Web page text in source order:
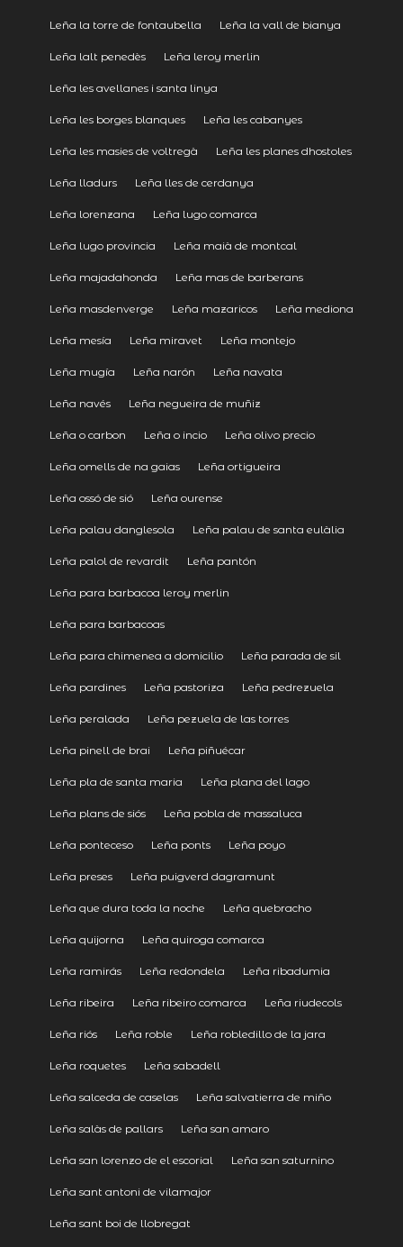
Leña la torre de fontaubella Leña la vall de bianya
Leña lalt penedès Leña leroy merlin
Leña les avellanes i santa linya
Leña les borges blanques Leña les cabanyes
Leña les masies de voltregà Leña les planes dhostoles
Leña lladurs Leña lles de cerdanya
Leña lorenzana Leña lugo comarca
Leña lugo provincia Leña maià de montcal
Leña majadahonda Leña mas de barberans
Leña masdenverge Leña mazaricos Leña mediona
Leña mesía Leña miravet Leña montejo
Leña mugía Leña narón Leña navata
Leña navés Leña negueira de muñiz
Leña o carbon Leña o incio Leña olivo precio
Leña omells de na gaias Leña ortigueira
Leña ossó de sió Leña ourense
Leña palau danglesola Leña palau de santa eulàlia
Leña palol de revardit Leña pantón
Leña para barbacoa leroy merlin
Leña para barbacoas
Leña para chimenea a domicilio Leña parada de sil
Leña pardines Leña pastoriza Leña pedrezuela
Leña peralada Leña pezuela de las torres
Leña pinell de brai Leña piñuécar
Leña pla de santa maria Leña plana del lago
Leña plans de siós Leña pobla de massaluca
Leña ponteceso Leña ponts Leña poyo
Leña preses Leña puigverd dagramunt
Leña que dura toda la noche Leña quebracho
Leña quijorna Leña quiroga comarca
Leña ramirás Leña redondela Leña ribadumia
Leña ribeira Leña ribeiro comarca Leña riudecols
Leña riós Leña roble Leña robledillo de la jara
Leña roquetes Leña sabadell
Leña salceda de caselas Leña salvatierra de miño
Leña salàs de pallars Leña san amaro
Leña san lorenzo de el escorial Leña san saturnino
Leña sant antoni de vilamajor
Leña sant boi de llobregat